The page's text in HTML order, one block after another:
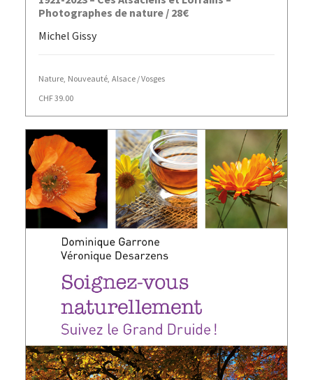
Photographes de nature / 28€
Michel Gissy
Nature Nouveauté Alsace / Vosges
CHF39.00